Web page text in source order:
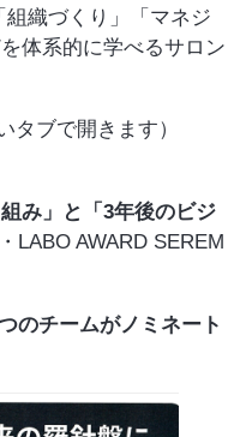
織づくり」「マネジ
体系的に学べるサロン
ブで開きます）
組み」と「3年後のビジ
・LABO AWARD SEREM
のチームがノミネート